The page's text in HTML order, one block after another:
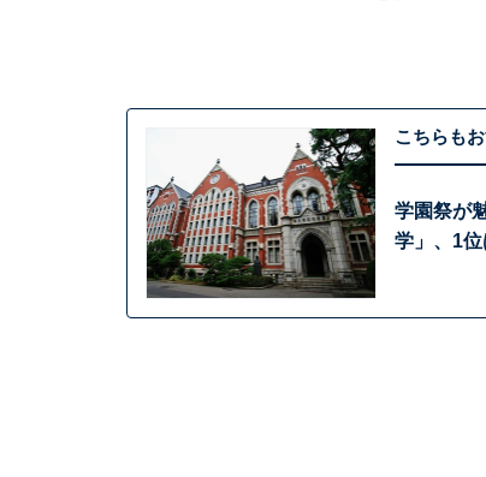
こちらも
学園祭が
学」、1位